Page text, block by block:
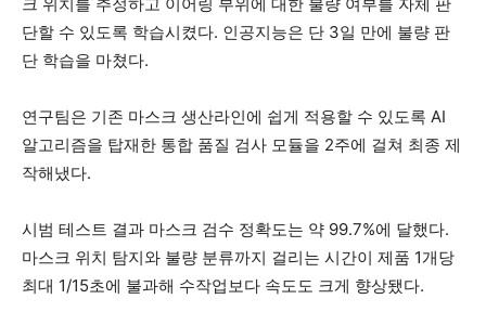
단할 수 있도록 학습시켰다. 인공지능은 단 3일 만에 불량 판
단 학습을 마쳤다.
연구팀은 기존 마스크 생산라인에 쉽게 적용할 수 있도록 AI
알고리즘을 탑재한 통합 품질 검사 모듈을 2주에 걸쳐 최종 제
작해냈다.
시범 테스트 결과 마스크 검수 정확도는 약 99.7%에 달했다.
마스크 위치 탐지와 불량 분류까지 걸리는 시간이 제품 1개당
최대 1/15초에 불과해 수작업보다 속도도 크게 향상됐다.